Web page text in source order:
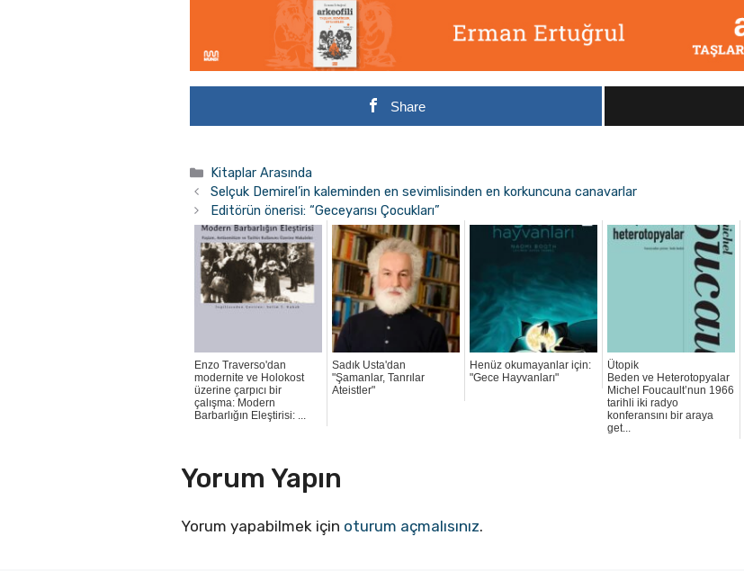
Share
Kategoriler
Kitaplar Arasında
Selçuk Demirel’in kaleminden en sevimlisinden en korkuncuna canavarlar
Editörün önerisi: “Geceyarısı Çocukları”
Enzo Traverso'dan
modernite ve Holokost
üzerine çarpıcı bir
çalışma: Modern
Barbarlığın Eleştirisi: ...
Sadık Usta'dan
"Şamanlar, Tanrılar
Ateistler"
Henüz okumayanlar için:
"Gece Hayvanları"
Ütopik
Beden ve Heterotopyalar
Michel Foucault’nun 1966
tarihli iki radyo
konferansını bir araya
get...
Yorum Yapın
Yorum yapabilmek için oturum açmalısınız.